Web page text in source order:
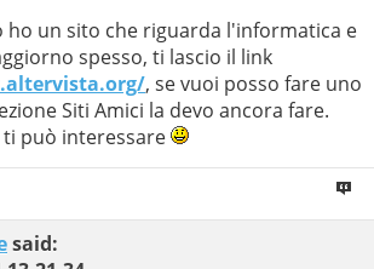
ho un sito che riguarda l'informatica e
spesso, ti lascio il link
, se vuoi posso fare uno
Siti Amici la devo ancora fare.
ti può interessare
said: